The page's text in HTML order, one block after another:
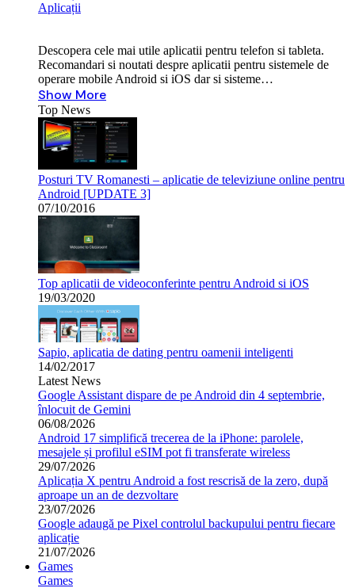
Aplicații
Descopera cele mai utile aplicatii pentru telefon si tableta.
Recomandari si noutati despre aplicatii pentru sistemele de
operare mobile Android si iOS dar si sisteme…
Show More
Top News
Posturi TV Romanesti – aplicatie de televiziune online pentru
Android [UPDATE 3]
07/10/2016
Top aplicatii de videoconferinte pentru Android si iOS
19/03/2020
Sapio, aplicatia de dating pentru oamenii inteligenti
14/02/2017
Latest News
Google Assistant dispare de pe Android din 4 septembrie,
înlocuit de Gemini
06/08/2026
Android 17 simplifică trecerea de la iPhone: parolele,
mesajele și profilul eSIM pot fi transferate wireless
29/07/2026
Aplicația X pentru Android a fost rescrisă de la zero, după
aproape un an de dezvoltare
23/07/2026
Google adaugă pe Pixel controlul backupului pentru fiecare
aplicație
21/07/2026
Games
Games